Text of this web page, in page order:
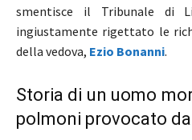
smentisce il Tribunale di
ingiustamente rigettato le
della vedova, Ezio Bonanni.
Storia di un uomo
polmoni provocato